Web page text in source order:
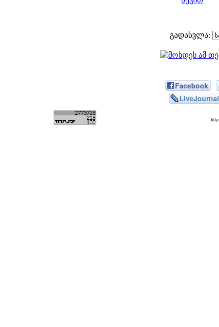
გადასვლა:
Facebook
LiveJournal